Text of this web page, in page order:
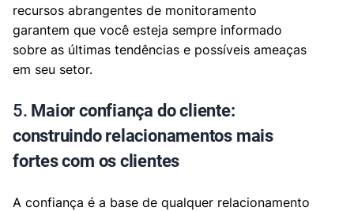
recursos abrangentes de monitoramento
garantem que você esteja sempre informado
sobre as últimas tendências e possíveis ameaças
em seu setor.
5. Maior confiança do cliente:
construindo relacionamentos mais
fortes com os clientes
A confiança é a base de qualquer relacionamento